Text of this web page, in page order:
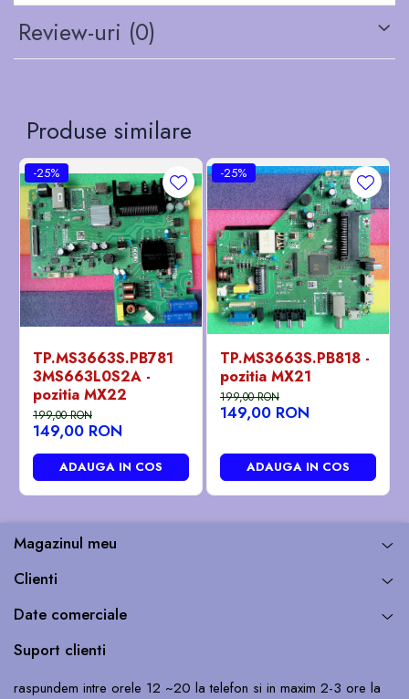
Review-uri (0)
Produse similare
-25%
TP.MS3663S.PB781
3MS663L0S2A -
pozitia MX22
199,00 RON
149,00 RON
ADAUGA IN COS
-25%
TP.MS3663S.PB818 -
pozitia MX21
199,00 RON
149,00 RON
ADAUGA IN COS
Magazinul meu
Clienti
Date comerciale
Suport clienti
raspundem intre orele 12 ~20 la telefon si in maxim 2-3 ore la